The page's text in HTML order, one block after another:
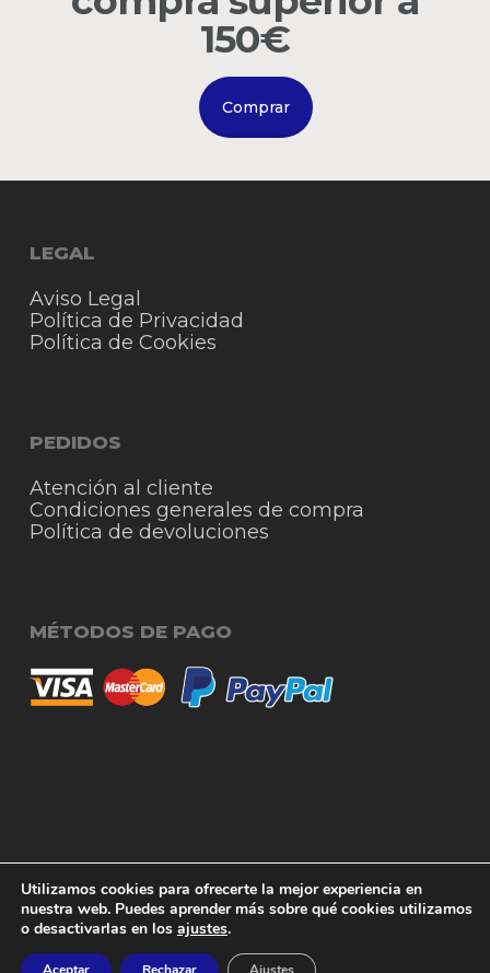
Go to shop
Subtotal: 0,00
Ver carrito
150€
Comprar
LEGAL
Aviso Legal
Política de Privacidad
Política de Cookies
PEDIDOS
Atención al cliente
Condiciones generales de compra
Política de devoluciones
MÉTODOS DE PAGO
© 2026 RigmoSur. Proyecto realizado por Grado
Creativo Agencia de Publicidad
facebookinstagramwhatsappphone
Utilizamos cookies para ofrecerte la mejor experiencia en
nuestra web. Puedes aprender más sobre qué cookies utilizamos
o desactivarlas en los ajustes.